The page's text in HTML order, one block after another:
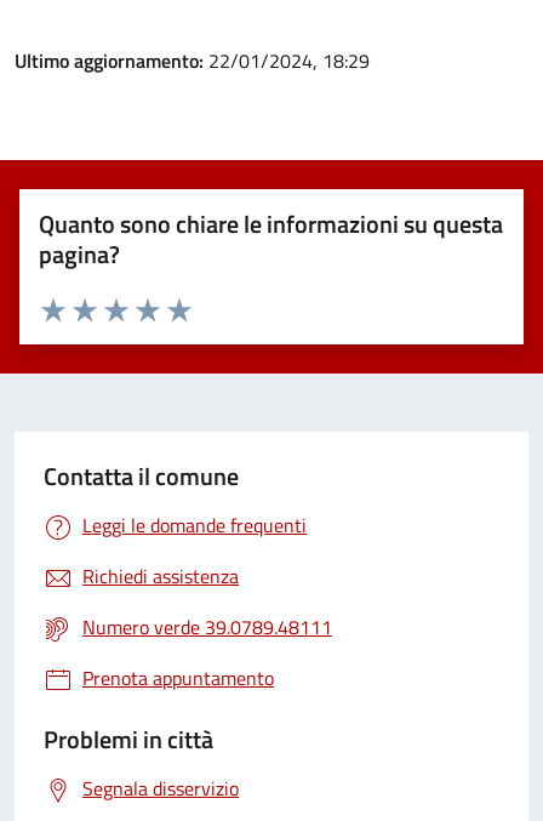
Ultimo aggiornamento: 22/01/2024, 18:29
Quanto sono chiare le informazioni su questa
pagina?
Valuta 5 stelle su 5
Valuta 4 stelle su 5
Valuta 3 stelle su 5
Valuta 2 stelle su 5
Valuta 1 stelle su 5
Contatta il comune
Leggi le domande frequenti
Richiedi assistenza
Numero verde 39.0789.48111
Prenota appuntamento
Problemi in città
Segnala disservizio